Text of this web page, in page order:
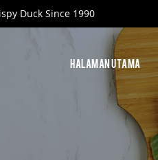
Duck Since 1990
HALAMAN UTAMA